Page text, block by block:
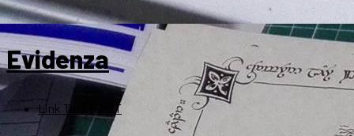
Evidenza
Link Tree – AIST